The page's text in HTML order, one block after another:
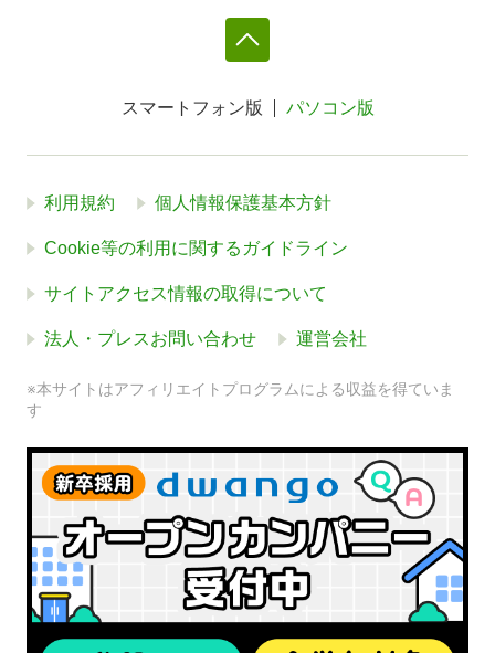
スマートフォン版 パソコン版
利用規約 個人情報保護基本方針
Cookie等の利用に関するガイドライン
サイトアクセス情報の取得について
法人・プレスお問い合わせ 運営会社
※本サイトはアフィリエイトプログラムによる収益を得ていま
す